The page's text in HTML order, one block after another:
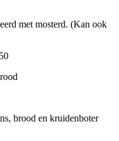
met mosterd. (Kan ook
brood en kruidenboter